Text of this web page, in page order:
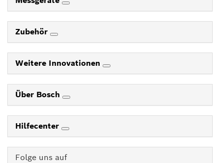
Zubehör
Weitere Innovationen
Über Bosch
Hilfecenter
Folge uns auf